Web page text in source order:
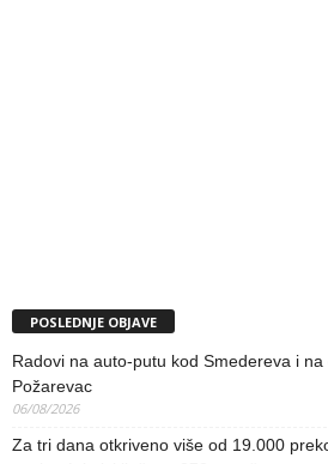
POSLEDNJE OBJAVE
Radovi na auto-putu kod Smedereva i
Požarevac
06/08/2026
Za tri dana otkriveno više od 19.000